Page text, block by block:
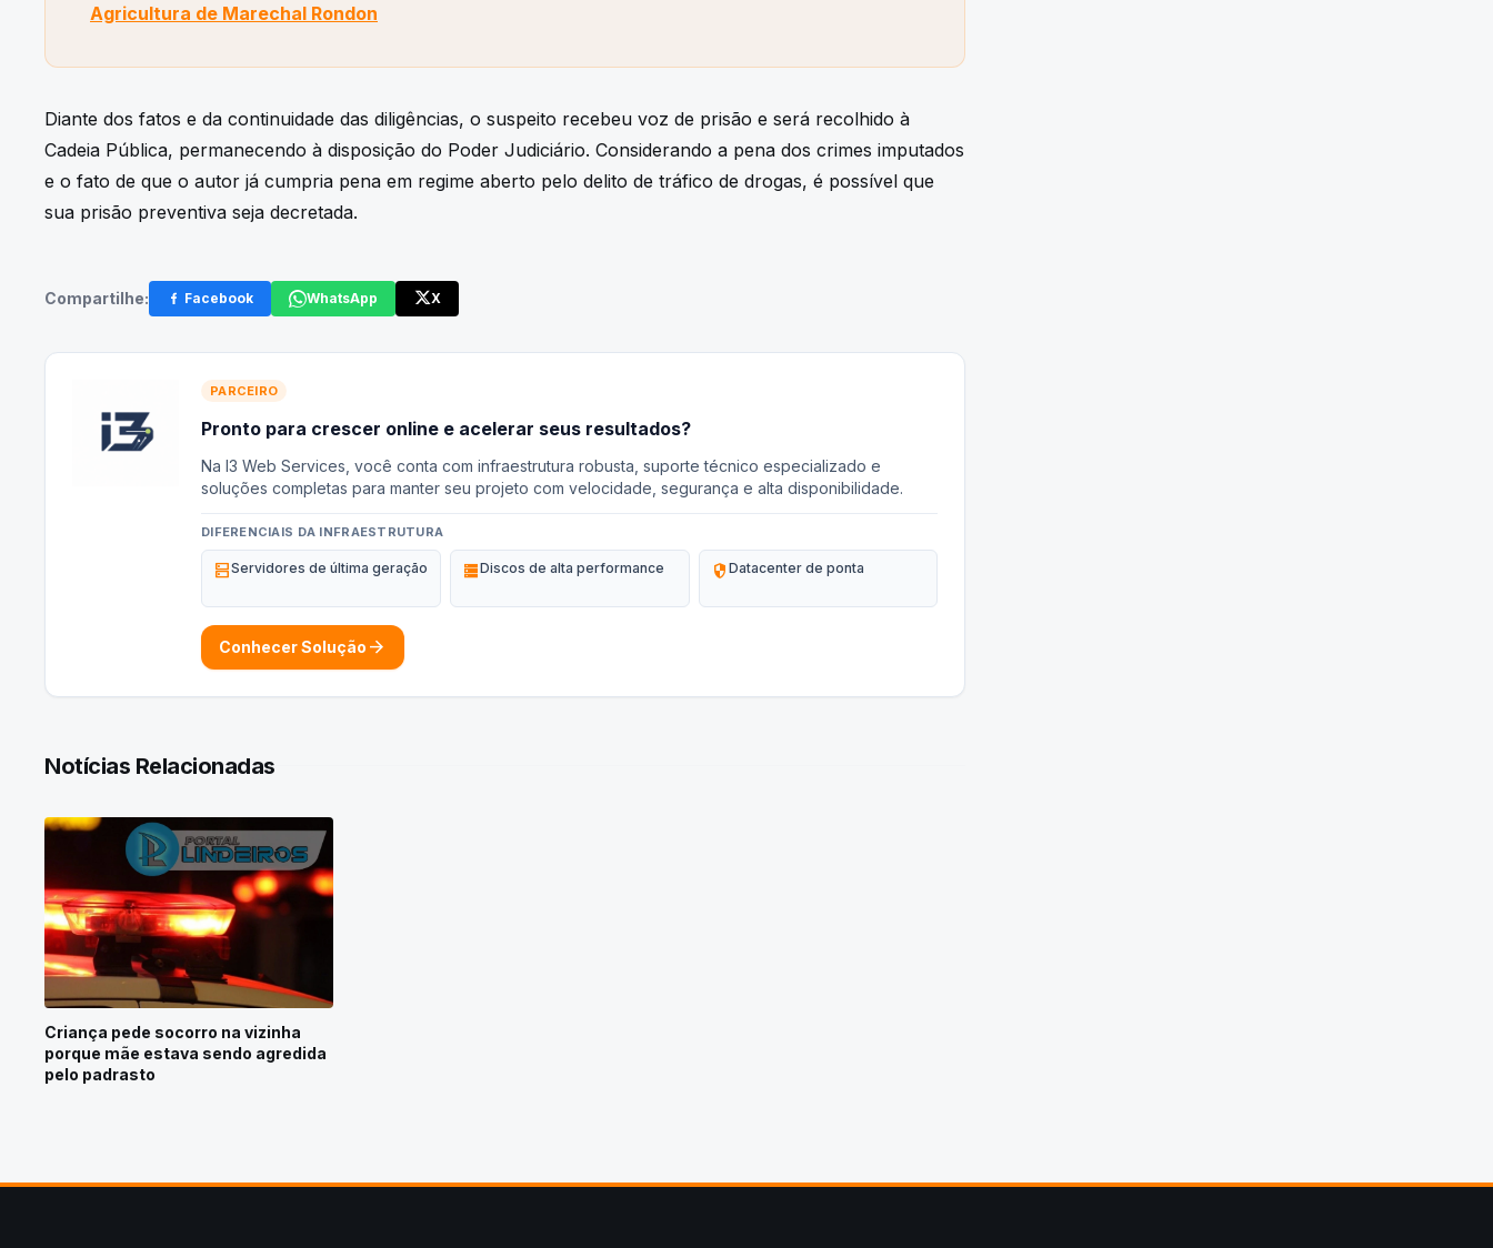
Agricultura de Marechal Rondon
Diante dos fatos e da continuidade das diligências, o suspeito recebeu voz de prisão e será recolhido à
Cadeia Pública, permanecendo à disposição do Poder Judiciário. Considerando a pena dos crimes imputados
e o fato de que o autor já cumpria pena em regime aberto pelo delito de tráfico de drogas, é possível que
sua prisão preventiva seja decretada.
Compartilhe: Facebook WhatsApp X
PARCEIRO
Pronto para crescer online e acelerar seus resultados?
Na I3 Web Services, você conta com infraestrutura robusta, suporte técnico especializado e
soluções completas para manter seu projeto com velocidade, segurança e alta disponibilidade.
DIFERENCIAIS DA INFRAESTRUTURA
dnsServidores de última geração storageDiscos de alta performance security Datacenter de ponta
Conhecer Solução arrow_forward
Notícias Relacionadas
Criança pede socorro na vizinha
porque mãe estava sendo agredida
pelo padrasto